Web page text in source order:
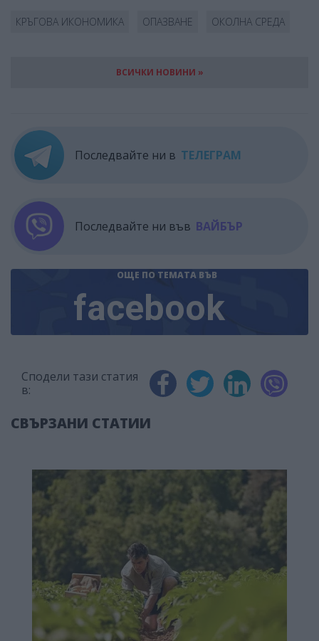
КРЪГОВА ИКОНОМИКА ОПАЗВАНЕ ОКОЛНА СРЕДА
ВСИЧКИ НОВИНИ »
Последвайте ни в ТЕЛЕГРАМ
Последвайте ни във ВАЙБЪР
ОЩЕ ПО ТЕМАТА ВЪВ
facebook
Сподели тази статия
в:
СВЪРЗАНИ СТАТИИ